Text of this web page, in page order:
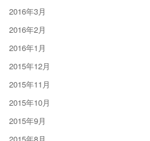
2016年3月
2016年2月
2016年1月
2015年12月
2015年11月
2015年10月
2015年9月